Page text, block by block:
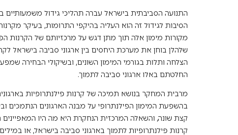
התנועה הסביבתית בישראל עברה תהליכי גידול
הסיבות לגידול זה הוא העליה בהיקפי התרומות, בעיקר
מקורות מימון אלה תוך מתן דגש על מרכזיותם של הקרנות
שלהלן בוחן את מערכת היחסים בין ארגוני סביבה בישראל
הצלחה ותלות בגורמי המימון השונים, ובשיקולי הבחירה
החלטתם באלו ארגוני סביבה לתמוך.
מרבית המחקר בנושא תמיכה של קרנות פילנתרופיות
בהשפעת המימון הפילנתרופי על מבנה הארגונים הנתמכים
קצת שונה, והשאלה המרכזית הנחקרת היא מה היו
קרנות פילנתרופיות לתמוך בארגוני סביבה בישראל, או